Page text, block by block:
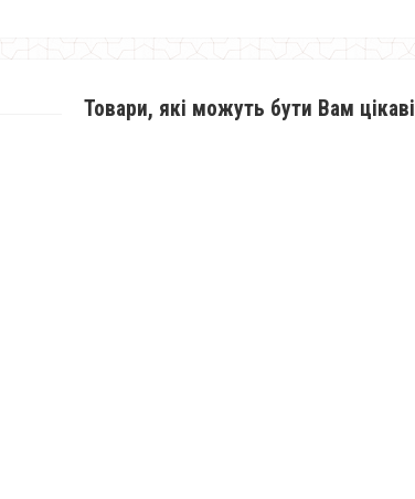
Товари, які можуть бути Вам цікаві